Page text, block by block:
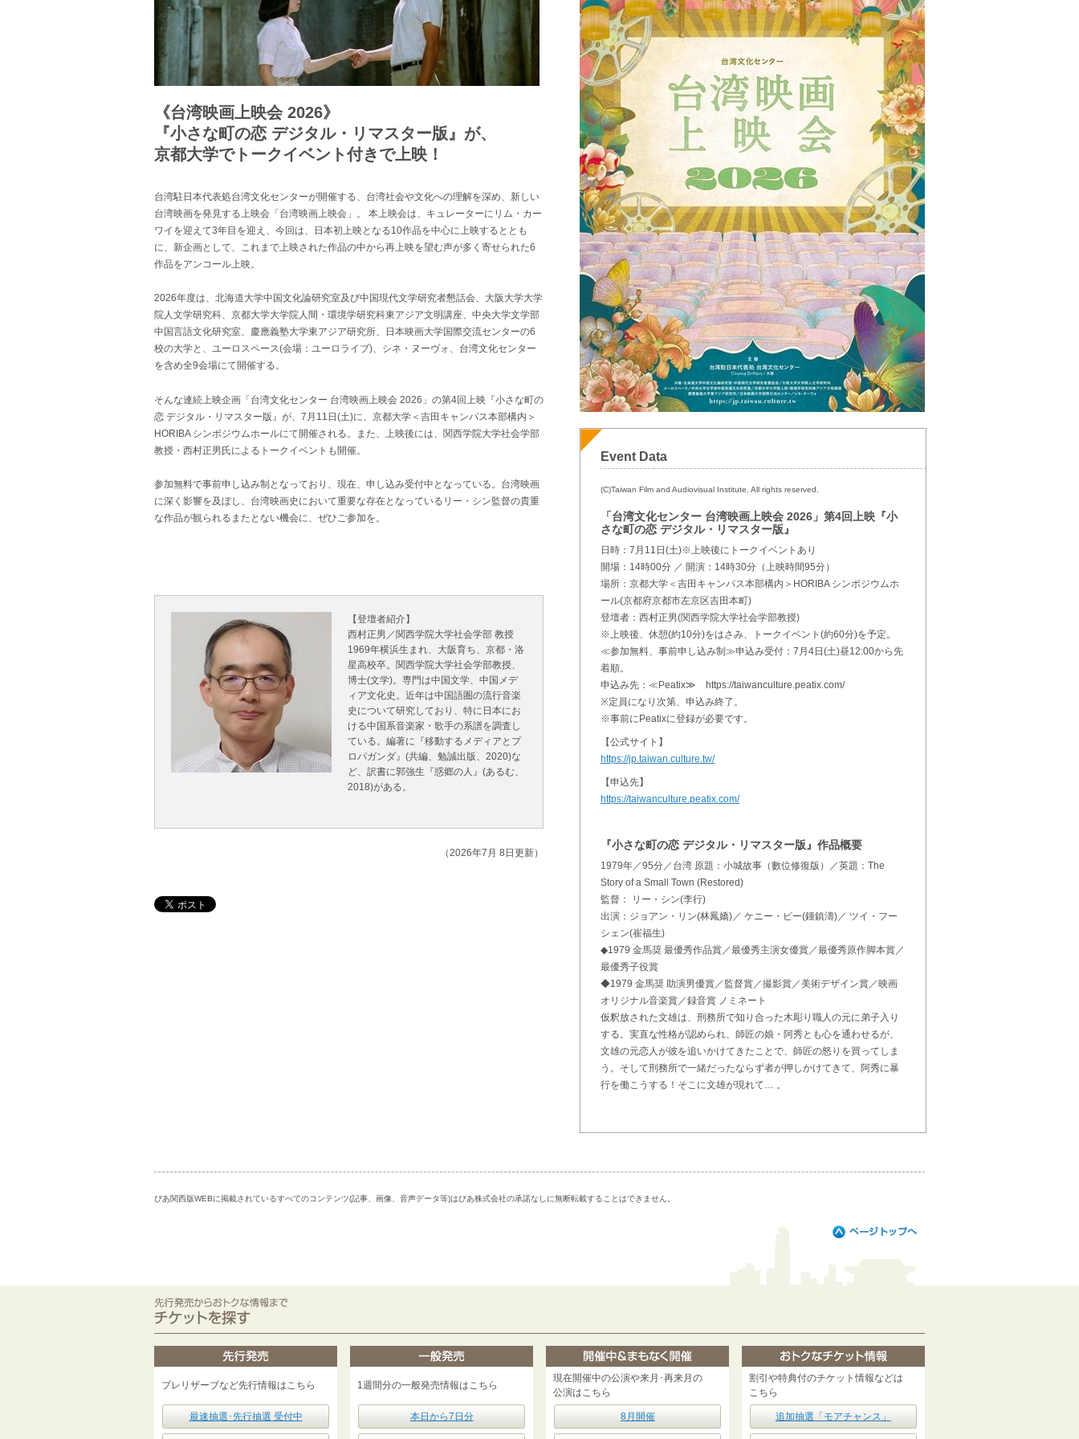
《台湾映画上映会 2026》
『小さな町の恋 デジタル・リマスター版』が、
京都大学でトークイベント付きで上映！
台湾駐日本代表処台湾文化センターが開催する、台湾社会や文化への理解を深め、新しい
台湾映画を発見する上映会「台湾映画上映会」。 本上映会は、キュレーターにリム・カー
ワイを迎えて3年目を迎え、今回は、日本初上映となる10作品を中心に上映するととも
に、新企画として、これまで上映された作品の中から再上映を望む声が多く寄せられた6
作品をアンコール上映。
2026年度は、北海道大学中国文化論研究室及び中国現代文学研究者懇話会、大阪大学大学
院人文学研究科、京都大学大学院人間・環境学研究科東アジア文明講座、中央大学文学部
中国言語文化研究室、慶應義塾大学東アジア研究所、日本映画大学国際交流センターの6
校の大学と、ユーロスペース(会場：ユーロライブ)、シネ・ヌーヴォ、台湾文化センター
を含め全9会場にて開催する。
そんな連続上映企画「台湾文化センター 台湾映画上映会 2026」の第4回上映『小さな町の
恋 デジタル・リマスター版』が、7月11日(土)に、京都大学＜吉田キャンパス本部構内＞
HORIBA シンポジウムホールにて開催される。また、上映後には、関西学院大学社会学部
教授・西村正男氏によるトークイベントも開催。
参加無料で事前申し込み制となっており、現在、申し込み受付中となっている。台湾映画
に深く影響を及ぼし、台湾映画史において重要な存在となっているリー・シン監督の貴重
な作品が観られるまたとない機会に、ぜひご参加を。
【登壇者紹介】
西村正男／関西学院大学社会学部 教授
1969年横浜生まれ、大阪育ち、京都・洛
星高校卒。関西学院大学社会学部教授、
博士(文学)。専門は中国文学、中国メデ
ィア文化史。近年は中国語圏の流行音楽
史について研究しており、特に日本にお
ける中国系音楽家・歌手の系譜を調査し
ている。編著に『移動するメディアとプ
ロパガンダ』(共編、勉誠出版、2020)な
ど、訳書に郭強生『惑郷の人』(あるむ、
2018)がある。
（2026年7月 8日更新）
Event Data
(C)Taiwan Film and Audiovisual Institute. All rights reserved.
「台湾文化センター 台湾映画上映会 2026」第4回上映『小
さな町の恋 デジタル・リマスター版』
日時：7月11日(土)※上映後にトークイベントあり
開場：14時00分 ／ 開演：14時30分（上映時間95分）
場所：京都大学＜吉田キャンパス本部構内＞HORIBA シンポジウムホ
ール(京都府京都市左京区吉田本町)
登壇者：西村正男(関西学院大学社会学部教授)
※上映後、休憩(約10分)をはさみ、トークイベント(約60分)を予定。
≪参加無料、事前申し込み制≫申込み受付：7月4日(土)昼12:00から先
着順。
申込み先：≪Peatix≫ https://taiwanculture.peatix.com/
※定員になり次第、申込み終了。
※事前にPeatixに登録が必要です。
【公式サイト】
https://jp.taiwan.culture.tw/
【申込先】
https://taiwanculture.peatix.com/
『小さな町の恋 デジタル・リマスター版』作品概要
1979年／95分／台湾 原題：小城故事（數位修復版）／英題：The
Story of a Small Town (Restored)
監督： リー・シン(李行)
出演：ジョアン・リン(林鳳嬌)／ ケニー・ビー(鍾鎮濤)／ ツイ・フー
シェン(崔福生)
◆1979 金馬奨 最優秀作品賞／最優秀主演女優賞／最優秀原作脚本賞／
最優秀子役賞
◆1979 金馬奨 助演男優賞／監督賞／撮影賞／美術デザイン賞／映画
オリジナル音楽賞／録音賞 ノミネート
仮釈放された文雄は、刑務所で知り合った木彫り職人の元に弟子入り
する。実直な性格が認められ、師匠の娘・阿秀とも心を通わせるが、
文雄の元恋人が彼を追いかけてきたことで、師匠の怒りを買ってしま
う。そして刑務所で一緒だったならず者が押しかけてきて、阿秀に暴
行を働こうする！そこに文雄が現れて… 。
ぴあ関西版WEBに掲載されているすべてのコンテンツ(記事、画像、音声データ等)はぴあ株式会社の承諾なしに無断転載することはできません。
プレリザーブなど先行情報はこちら
最速抽選･先行抽選 受付中
1週間分の一般発売情報はこちら
本日から7日分
現在開催中の公演や来月･再来月の
公演はこちら
8月開催
割引や特典付のチケット情報などは
こちら
追加抽選「モアチャンス」